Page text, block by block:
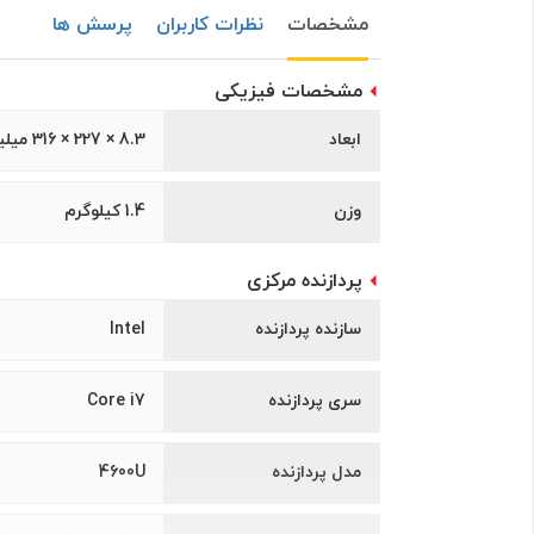
مشخصات نظرات کاربران پرسش ها
مشخصات فیزیکی
ابعاد 8.3 × 227 × 316 میلیمتر
وزن 1.4 کیلوگرم
پردازنده مرکزی
سازنده پردازنده Intel
سری پردازنده Core i7
مدل پردازنده 4600U